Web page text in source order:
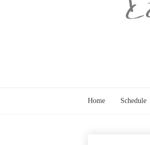
Home Schedule